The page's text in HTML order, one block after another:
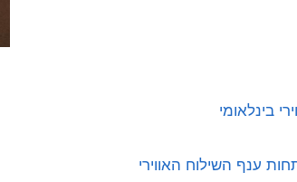
בינלאומי
ענף השילוח האווירי